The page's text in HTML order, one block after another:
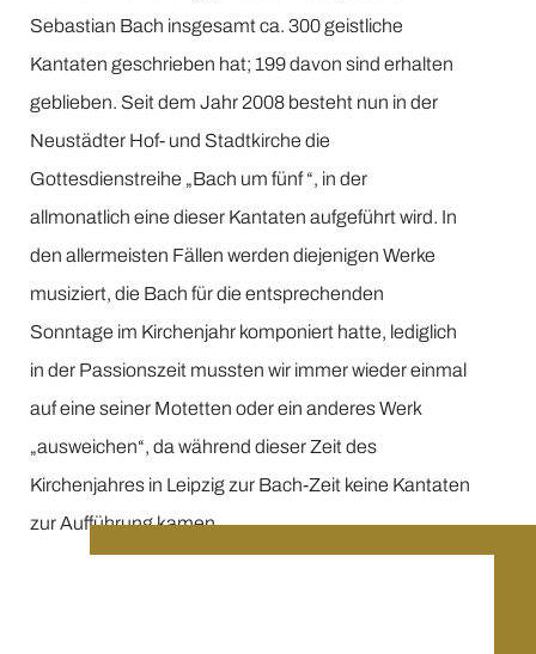
Sebastian Bach insgesamt ca. 300 geistliche
Kantaten geschrieben hat; 199 davon sind erhalten
geblieben. Seit dem Jahr 2008 besteht nun in der
Neustädter Hof- und Stadtkirche die
Gottesdienstreihe „Bach um fünf “, in der
allmonatlich eine dieser Kantaten aufgeführt wird. In
den allermeisten Fällen werden diejenigen Werke
musiziert, die Bach für die entsprechenden
Sonntage im Kirchenjahr komponiert hatte, lediglich
in der Passionszeit mussten wir immer wieder einmal
auf eine seiner Motetten oder ein anderes Werk
„ausweichen“, da während dieser Zeit des
Kirchenjahres in Leipzig zur Bach-Zeit keine Kantaten
zur Aufführung kamen.